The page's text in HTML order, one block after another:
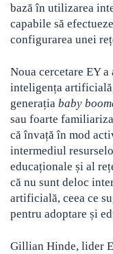
bază în utilizarea
capabile să
configurarea unei
Noua cercetare EY
inteligența
generația baby
sau foarte
că învață în mod
intermediul
educaționale și al
că nu sunt deloc
artificială, ceea ce
pentru adoptare și
Gillian Hinde, lider